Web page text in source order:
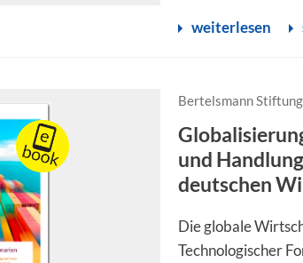
weiterlesen
Bertelsmann
und
deutschen
Die globale
Technologischer